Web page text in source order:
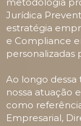
Jurídica
estratégia
e Compliance
personalizadas
Ao longo
nossa atuação
como
Empresarial,